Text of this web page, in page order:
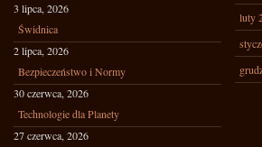
3 lipca, 2026
Świdnica
2 lipca, 2026
Bezpieczeństwo i Normy
30 czerwca, 2026
Technologie dla Planety
27 czerwca, 2026
luty